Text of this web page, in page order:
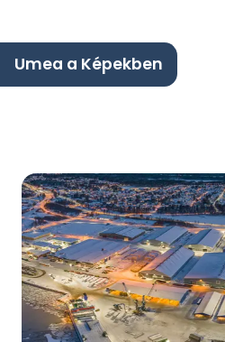
Umea a Képekben